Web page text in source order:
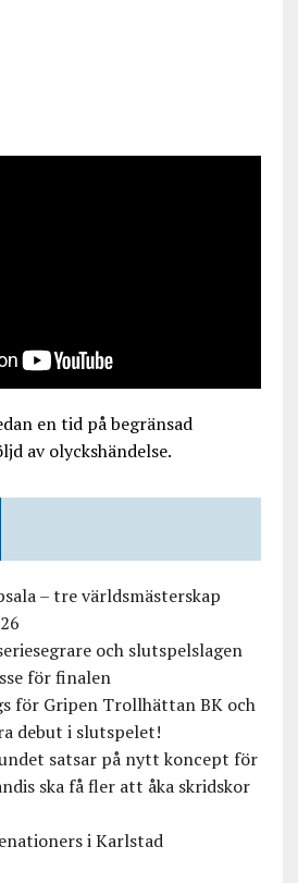
en tid på begränsad
av olyckshändelse.
– tre världsmästerskap
och slutspelslagen
för finalen
för Gripen Trollhättan BK och
debut i slutspelet!
satsar på nytt koncept för
ska få fler att åka skridskor
i Karlstad